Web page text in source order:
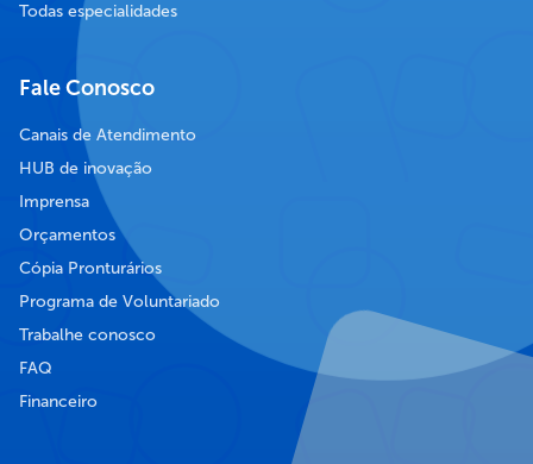
Todas especialidades
Fale Conosco
Canais de Atendimento
HUB de inovação
Imprensa
Orçamentos
Cópia Pronturários
Programa de Voluntariado
Trabalhe conosco
FAQ
Financeiro